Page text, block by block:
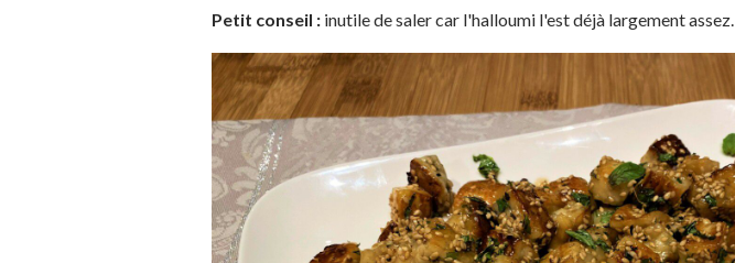
Petit conseil : inutile de saler car l'halloumi l'est déjà largement assez.